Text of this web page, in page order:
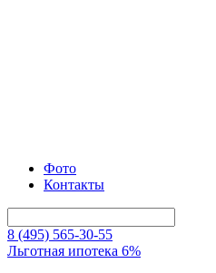
Фото
Контакты
8 (495) 565-30-55
Льготная ипотека 6%